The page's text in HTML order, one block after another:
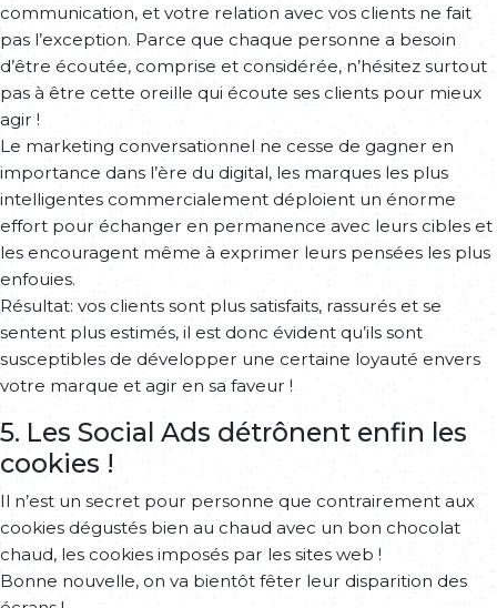
communication, et votre relation avec vos clients ne fait
pas l’exception. Parce que chaque personne a besoin
d’être écoutée, comprise et considérée, n’hésitez surtout
pas à être cette oreille qui écoute ses clients pour mieux
agir !
Le marketing conversationnel ne cesse de gagner en
importance dans l’ère du digital, les marques les plus
intelligentes commercialement déploient un énorme
effort pour échanger en permanence avec leurs cibles et
les encouragent même à exprimer leurs pensées les plus
enfouies.
Résultat: vos clients sont plus satisfaits, rassurés et se
sentent plus estimés, il est donc évident qu’ils sont
susceptibles de développer une certaine loyauté envers
votre marque et agir en sa faveur !
5. Les Social Ads détrônent enfin les
cookies !
Il n’est un secret pour personne que contrairement aux
cookies dégustés bien au chaud avec un bon chocolat
chaud, les cookies imposés par les sites web !
Bonne nouvelle, on va bientôt fêter leur disparition des